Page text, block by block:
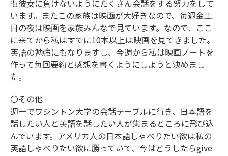
も彼女に負けないようにたくさん会話をする努力をして
います。またこの家族は映画が大好きなので、毎週金土
日の夜は映画を家族みんなで見ています。なので、ここ
に来てから私はすでに10本以上は映画を見てきました。
英語の勉強にもなりますし、今週から私は映画ノートを
作って毎回要約と感想を書くようにしようと決めまし
た。
〇その他
週一でワシントン大学の会話テーブルに行き、日本語を
話したい人と英語を話したい人が集まるところに飛び込
んでいます。アメリカ人の日本語しゃべりたい欲は私の
英語しゃべりたい欲に勝っていて、今はどうしたらgive